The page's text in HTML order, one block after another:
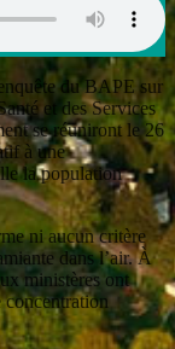
du BAPE sur
et des Services
se réuniront le 26
à une
la population
ni aucun critère
dans l’air. À
ministères ont
concentration